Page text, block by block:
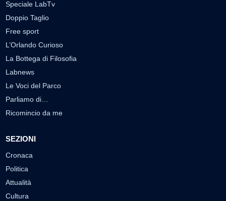
Speciale LabTv
Doppio Taglio
Free sport
L’Orlando Curioso
La Bottega di Filosofia
Labnews
Le Voci del Parco
Parliamo di…
Ricomincio da me
SEZIONI
Cronaca
Politica
Attualità
Cultura